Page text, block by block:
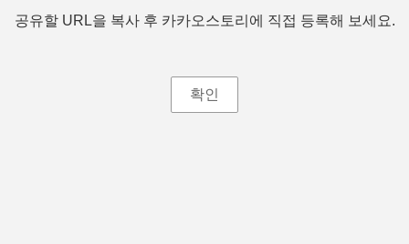
공유할 URL을 복사 후 카카오스토리에 직접 등록해 보세요.
확인